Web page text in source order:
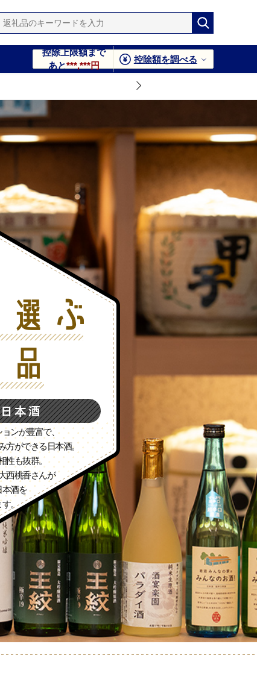
控除上限額まで
あと***,***円
控除額を調べる
ンが豊富で、
方ができる日本酒。
性も抜群。
西桃香さんが
本酒を
す。